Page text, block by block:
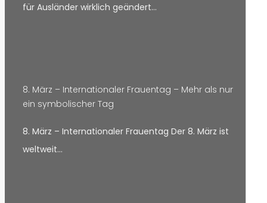
für Ausländer wirklich geändert…
8. März – Internationaler Frauentag – Mehr als nur
ein symbolischer Tag
8. März – Internationaler Frauentag Der 8. März ist
weltweit…